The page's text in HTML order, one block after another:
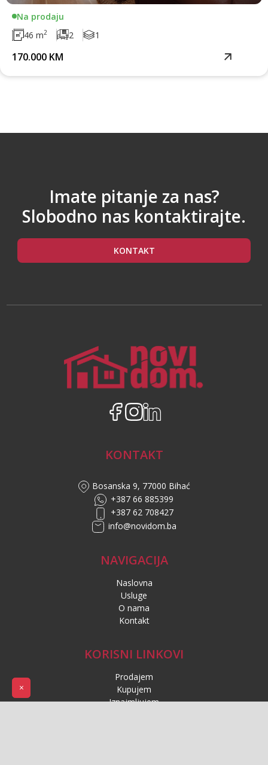
Na prodaju
46 m2 2 1
170.000 KM
×
Imate pitanje za nas?
Slobodno nas kontaktirajte.
KONTAKT
KONTAKT
Bosanska 9, 77000 Bihać
+387 66 885399
+387 62 708427
info@novidom.ba
NAVIGACIJA
Naslovna
Usluge
O nama
Kontakt
KORISNI LINKOVI
Prodajem
Kupujem
Iznajmljujem